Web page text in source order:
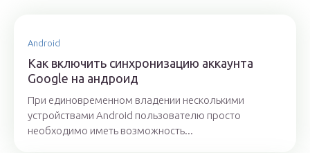
Android
Как включить синхронизацию аккаунта
Google на андроид
При единовременном владении несколькими
устройствами Android пользователю просто
необходимо иметь возможность...